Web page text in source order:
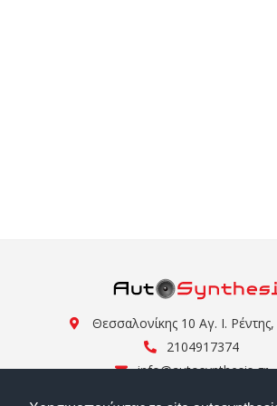
Θεσσαλονίκης 10 Αγ. Ι.
2104917374
info@autosynthesis.gr